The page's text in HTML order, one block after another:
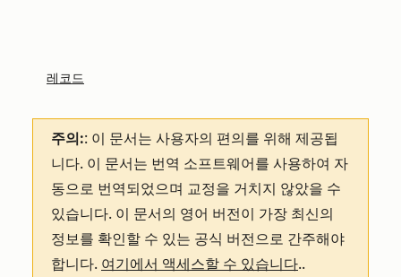
레코드
주의:: 이 문서는 사용자의 편의를 위해 제공됩
니다. 이 문서는 번역 소프트웨어를 사용하여 자
동으로 번역되었으며 교정을 거치지 않았을 수
있습니다. 이 문서의 영어 버전이 가장 최신의
정보를 확인할 수 있는 공식 버전으로 간주해야
합니다. 여기에서 액세스할 수 있습니다..